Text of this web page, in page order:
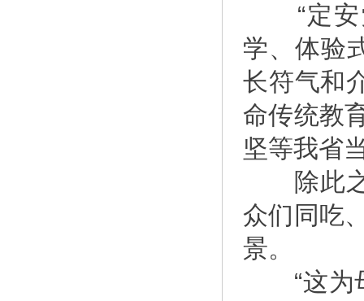
“定安
学、体验
长符气和
命传统教
坚等我省
除此之
众们同吃
景。
“这为母